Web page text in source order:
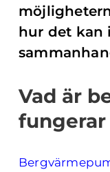
hur det kan
Vad är
fungerar